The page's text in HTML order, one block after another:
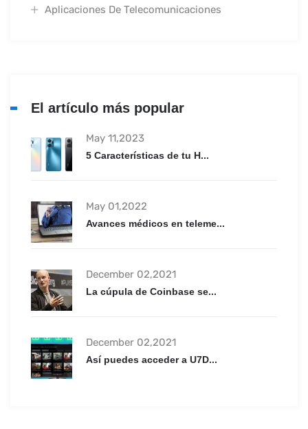
Aplicaciones De Telecomunicaciones
El artículo más popular
May 11,2023
5 Características de tu H...
May 01,2022
Avances médicos en teleme...
December 02,2021
La cúpula de Coinbase se...
December 02,2021
Así puedes acceder a U7D...